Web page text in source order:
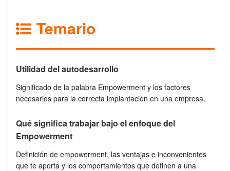
Temario
Utilidad del autodesarrollo
Significado de la palabra Empowerment y los factores
necesarios para la correcta implantación en una empresa.
Qué significa trabajar bajo el enfoque del
Empowerment
Definición de empowerment, las ventajas e inconvenientes
que te aporta y los comportamientos que definen a una